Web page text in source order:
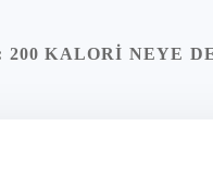
200 KALORI NEYE